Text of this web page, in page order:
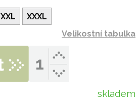
XXL
XXXL
Velikostní tabulka
skladem